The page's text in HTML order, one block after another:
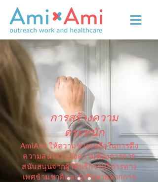
การสร้างความ
ตระหนัก
AmiAmi ให้ความช่วยเหลือในการดึง
ความสนใจไปยังความต้องการการ
สนับสนุนจากผู้ให้บริการบริการทาง
เพศข้ามชาติและผู้เสียหายจากการ